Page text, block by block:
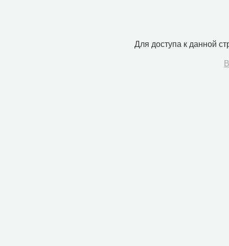
Для доступа к данной